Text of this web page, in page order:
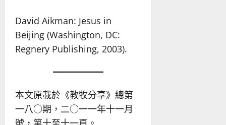
David Aikman: Jesus in
Beijing (Washington, DC:
Regnery Publishing, 2003).
本文原載於《教牧分享》總第
一八○期，二○一一年十一月